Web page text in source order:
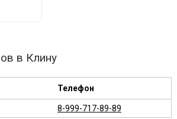
в Клину
Телефон
8-999-717-89-89